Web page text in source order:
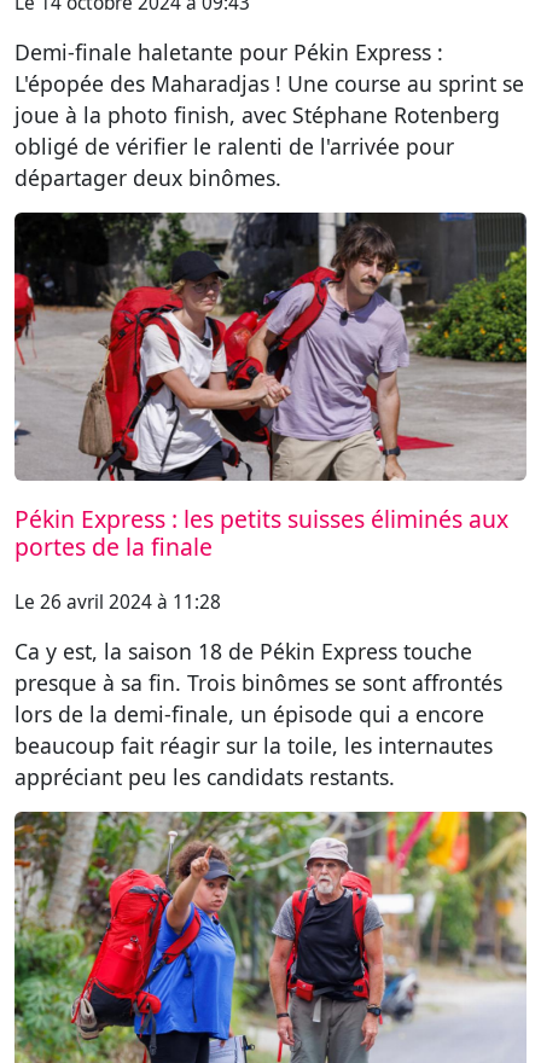
Demi-finale haletante pour Pékin Express :
L'épopée des Maharadjas ! Une course au sprint se
joue à la photo finish, avec Stéphane Rotenberg
obligé de vérifier le ralenti de l'arrivée pour
départager deux binômes.
Pékin Express : les petits suisses éliminés aux
portes de la finale
Le 26 avril 2024 à 11:28
Ca y est, la saison 18 de Pékin Express touche
presque à sa fin. Trois binômes se sont affrontés
lors de la demi-finale, un épisode qui a encore
beaucoup fait réagir sur la toile, les internautes
appréciant peu les candidats restants.